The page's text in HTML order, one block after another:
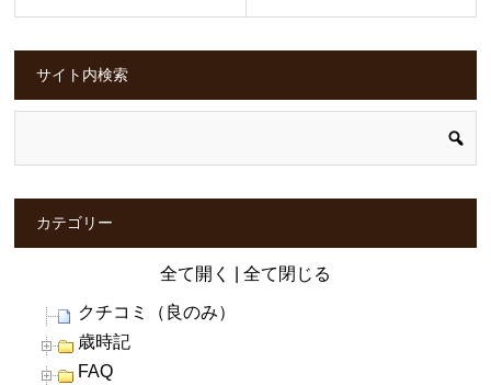
サイト内検索
カテゴリー
全て開く 全て閉じる
クチコミ（良のみ）
歳時記
FAQ